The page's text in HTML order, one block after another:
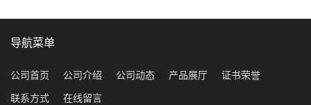
导航菜单
公司首页 公司介绍 公司动态 产品展厅 证书荣誉
联系方式 在线留言